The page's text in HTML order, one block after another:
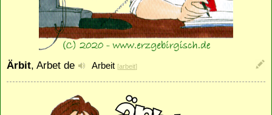
Ärbit, Arbet de Arbeit [arbeit]